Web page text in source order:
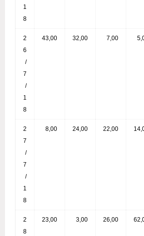
1
8
2
6
/
7
/
1
8
43,00 32,00 7,00
2
7
/
7
/
1
8
8,00 24,00 22,00
2
8
23,00 3,00 26,00